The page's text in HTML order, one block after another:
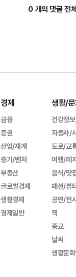
0 개의 댓글 전
경제
금융
증권
산업/재계
중기/벤처
부동산
글로벌경제
생활경제
경제일반
생활/
건강정보
자동차/
도로/교
여행/레
음식/맛
패션/뷰
공연/전
책
종교
날씨
생활문